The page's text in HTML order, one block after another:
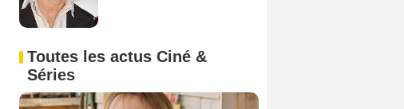
Toutes les actus Ciné &
Séries